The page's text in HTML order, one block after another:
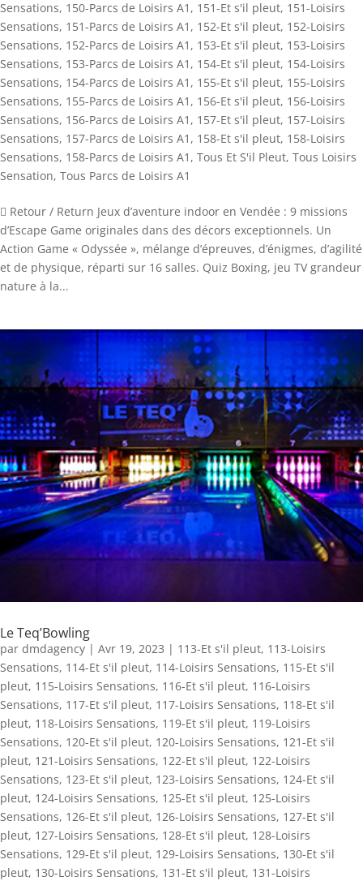
Sensations, 150-Parcs de Loisirs A1 , 151-Et s'il pleut, 151-Loisirs
Sensations, 151-Parcs de Loisirs A1 , 152-Et s'il pleut, 152-Loisirs
Sensations, 152-Parcs de Loisirs A1 , 153-Et s'il pleut, 153-Loisirs
Sensations, 153-Parcs de Loisirs A1 , 154-Et s'il pleut, 154-Loisirs
Sensations, 154-Parcs de Loisirs A1 , 155-Et s'il pleut, 155-Loisirs
Sensations, 155-Parcs de Loisirs A1 , 156-Et s'il pleut, 156-Loisirs
Sensations, 156-Parcs de Loisirs A1 , 157-Et s'il pleut, 157-Loisirs
Sensations, 157-Parcs de Loisirs A1 , 158-Et s'il pleut, 158-Loisirs
Sensations, 158-Parcs de Loisirs A1 , Tous Et S'il Pleut, Tous Loisirs
Sensation, Tous Parcs de Loisirs A1
 Retour / Return Jeux d’aventure indoor en Vendée : 9 missions
d’Escape Game originales dans des décors exceptionnels. Un
Action Game « Odyssée », mélange d’épreuves, d’énigmes, d’agilité
et de physique, réparti sur 16 salles. Quiz Boxing, jeu TV grandeur
nature à la...
Le Teq’Bowling
par dmdagency | Avr 19, 2023 | 113-Et s'il pleut, 113-Loisirs
Sensations, 114-Et s'il pleut, 114-Loisirs Sensations, 115-Et s'il
pleut, 115-Loisirs Sensations, 116-Et s'il pleut, 116-Loisirs
Sensations, 117-Et s'il pleut, 117-Loisirs Sensations, 118-Et s'il
pleut, 118-Loisirs Sensations, 119-Et s'il pleut, 119-Loisirs
Sensations, 120-Et s'il pleut, 120-Loisirs Sensations, 121-Et s'il
pleut, 121-Loisirs Sensations, 122-Et s'il pleut, 122-Loisirs
Sensations, 123-Et s'il pleut, 123-Loisirs Sensations, 124-Et s'il
pleut, 124-Loisirs Sensations, 125-Et s'il pleut, 125-Loisirs
Sensations, 126-Et s'il pleut, 126-Loisirs Sensations, 127-Et s'il
pleut, 127-Loisirs Sensations, 128-Et s'il pleut, 128-Loisirs
Sensations, 129-Et s'il pleut, 129-Loisirs Sensations, 130-Et s'il
pleut, 130-Loisirs Sensations, 131-Et s'il pleut, 131-Loisirs